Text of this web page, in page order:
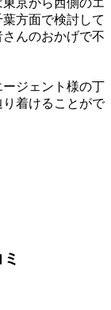
方面で検討して
んのおかげで不
ジェント様の丁
着けることがで